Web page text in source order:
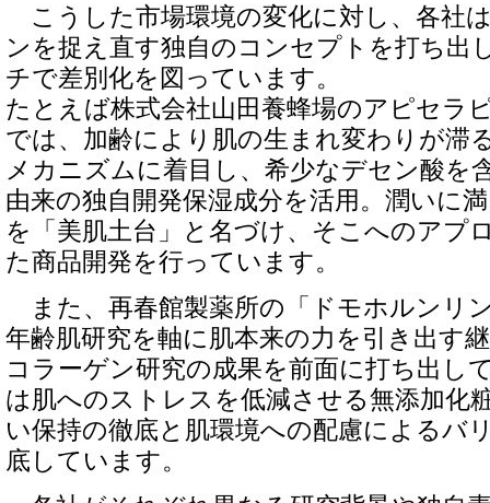
こうした市場環境の変化に対し、各社
ンを捉え直す独自のコンセプトを打ち出
チで差別化を図っています。
たとえば株式会社山田養蜂場のアピセラ
では、加齢により肌の生まれ変わりが滞
メカニズムに着目し、希少なデセン酸を
由来の独自開発保湿成分を活用。潤いに
を「美肌土台」と名づけ、そこへのアプ
た商品開発を行っています。
また、再春館製薬所の「ドモホルンリ
年齢肌研究を軸に肌本来の力を引き出す
コラーゲン研究の成果を前面に打ち出し
は肌へのストレスを低減させる無添加化
い保持の徹底と肌環境への配慮によるバ
底しています。